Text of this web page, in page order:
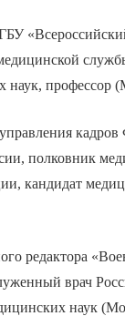
профессор
полковник
кандидат
редактора
врач
наук